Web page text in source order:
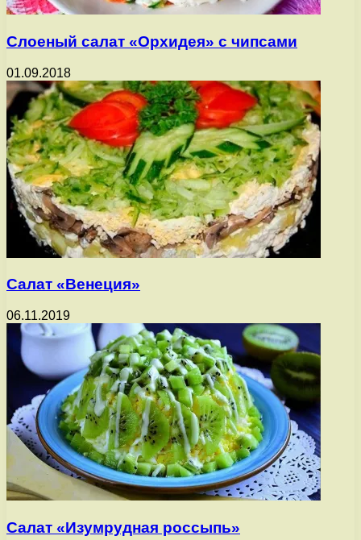
Слоеный салат «Орхидея» с чипсами
01.09.2018
Салат «Венеция»
06.11.2019
Салат «Изумрудная россыпь»